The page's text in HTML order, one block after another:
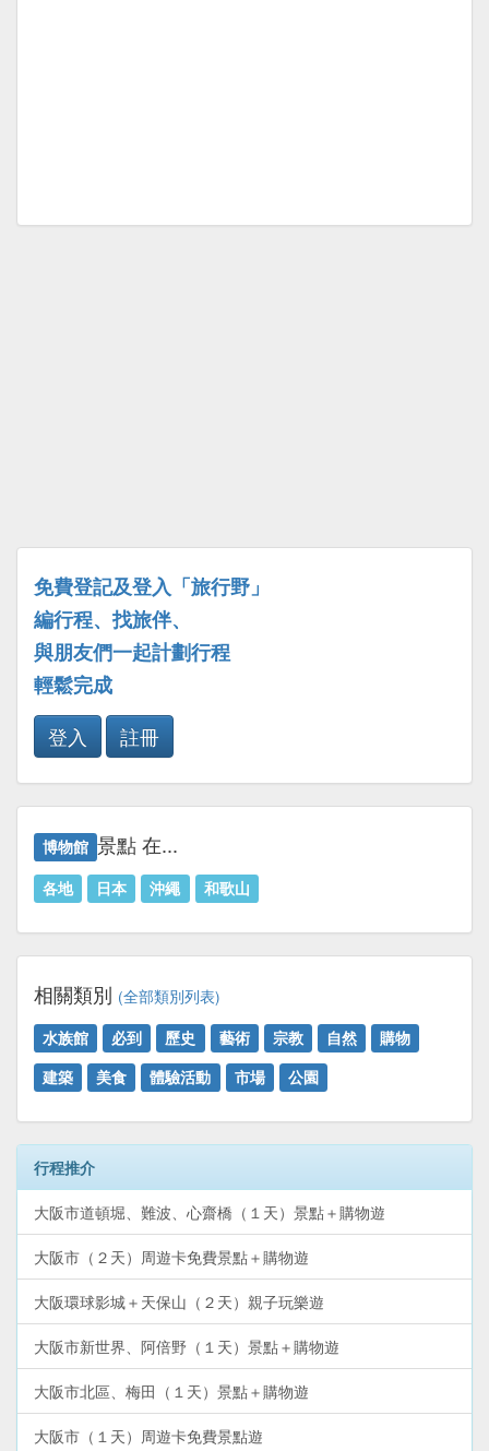
免費登記及登入「旅行野」
編行程、找旅伴、
與朋友們一起計劃行程
輕鬆完成
登入
註冊
博物館 景點 在...
各地 日本 沖繩 和歌山
相關類別 (全部類別列表)
水族館
必到 歷史 藝術 宗教 自然
購物
建築
美食 體驗活動 市場 公園
行程推介
大阪市道頓堀、難波、心齋橋（１天）景點＋購物遊
大阪市（２天）周遊卡免費景點＋購物遊
大阪環球影城＋天保山（２天）親子玩樂遊
大阪市新世界、阿倍野（１天）景點＋購物遊
大阪市北區、梅田（１天）景點＋購物遊
大阪市（１天）周遊卡免費景點遊